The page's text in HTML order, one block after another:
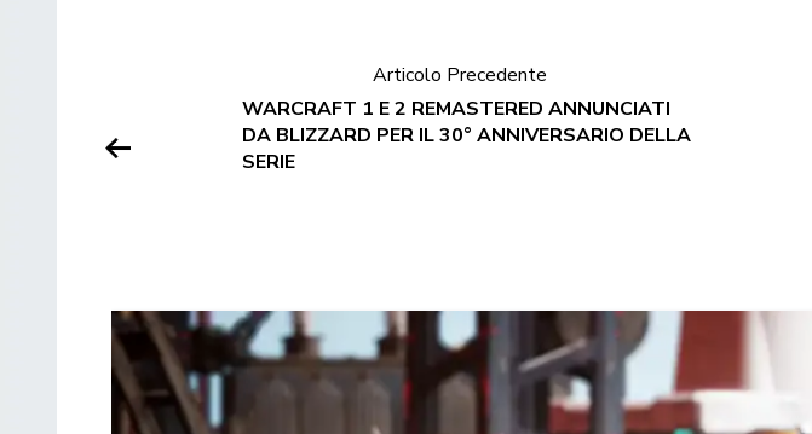
Articolo Precedente
WARCRAFT 1 E 2 REMASTERED ANNUNCIATI
DA BLIZZARD PER IL 30° ANNIVERSARIO DELLA
SERIE